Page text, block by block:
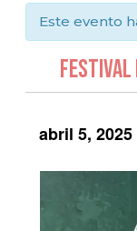
Este evento
Festival
abril 5, 2025